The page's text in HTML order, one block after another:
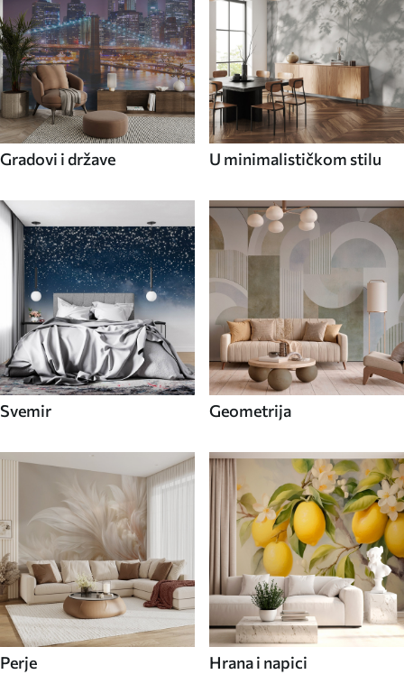
Gradovi i države U minimalističkom stilu
Svemir Geometrija
Perje Hrana i napici